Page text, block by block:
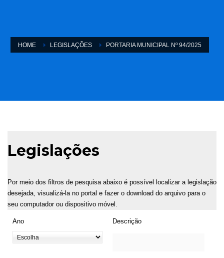
HOME LEGISLAÇÕES PORTARIA MUNICIPAL Nº 94/2025
Legislações
Por meio dos filtros de pesquisa abaixo é possível localizar a legislação
desejada, visualizá-la no portal e fazer o download do arquivo para o
seu computador ou dispositivo móvel.
Ano Descrição